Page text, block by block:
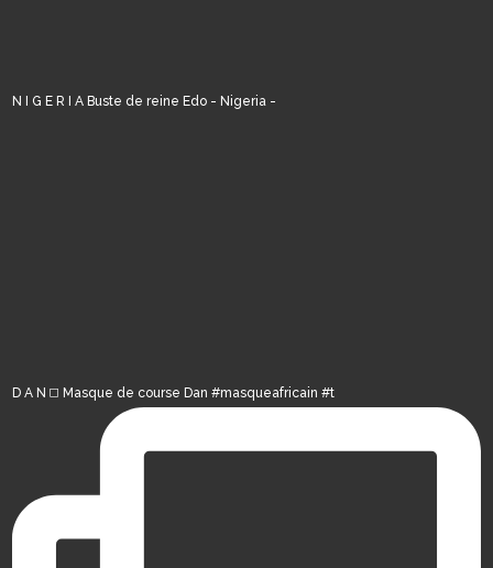
N I G E R I A Buste de reine Edo - Nigeria -
D A N ◻️ Masque de course Dan #masqueafricain #t